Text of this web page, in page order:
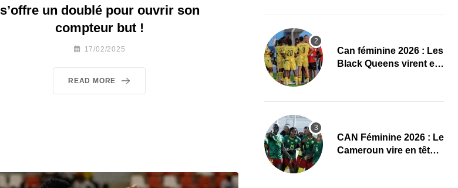
s’offre un doublé pour ouvrir son
compteur but !
17/02/2025
READ MORE
bien
‎Can féminine 2026 : Les
Black Queens virent en
CAN Féminine 2026 : Le
Cameroun vire en tête